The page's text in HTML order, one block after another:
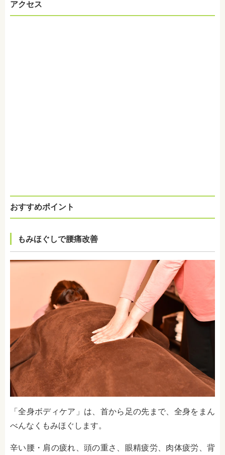
アクセス
おすすめポイント
もみほぐしで腰痛改善
「全身ボディケア」は、首から足の先まで、全身をまん
べんなくもみほぐします。
辛い腰・肩の疲れ、頭の重さ、眼精疲労、肉体疲労、背